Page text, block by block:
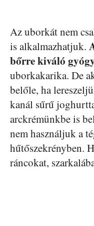
Az uborkát nem
is alkalmazhatjuk.
bőrre kiváló
uborkakarika. De
belőle, ha
kanál sűrű
arckrémünkbe is
nem használjuk a
hűtőszekrényben.
ráncokat,